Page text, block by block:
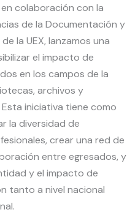
en colaboración con la
de la Documentación y
la UEX, lanzamos una
el impacto de
en los campos de la
archivos y
iniciativa tiene como
la diversidad de
crear una red de
entre egresados, y
y el impacto de
tanto a nivel nacional